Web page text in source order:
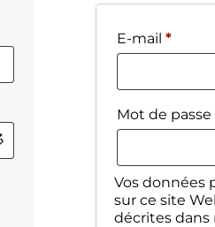
E-mail*
Mot de passe
Vos données
sur ce site
décrites dans